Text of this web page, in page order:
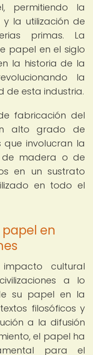
permitiendo la
la utilización de
primas. La
papel en el siglo
la historia de la
la
de esta industria.
fabricación del
alto grado de
que involucran la
madera o de
en un sustrato
en todo el
en
cultural
a lo
su papel en la
filosóficos y
a la difusión
el papel ha
para el